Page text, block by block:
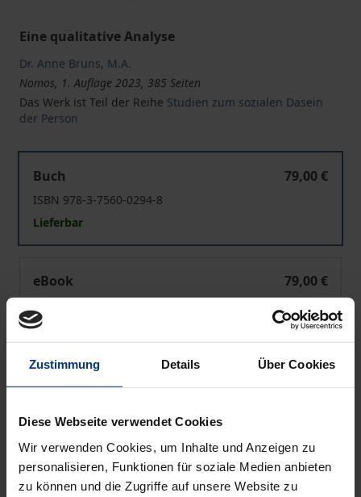
Zustimmung Details Über Cookies
Diese Webseite verwendet Cookies
Wir verwenden Cookies, um Inhalte und Anzeigen zu
personalisieren, Funktionen für soziale Medien anbieten
zu können und die Zugriffe auf unsere Website zu
Eine qualitative Analyse
Dr. Anne Bruns, M.A.
Nomos, 1. Auflage 2023, 385 Seiten
Das Werk ist Teil der Reihe Studien zum sozialen Dasein
der Person
Buch
79,00 €
ISBN 978-3-7560-0294-8
Lieferbar
eBook
79,00 €
Lieferbar
Preisangaben inkl. MwSt. Abhängig von der Lieferadresse
In den Warenkorb
Zur Wunschliste hinzufügen
Hinweise zu Versandkosten